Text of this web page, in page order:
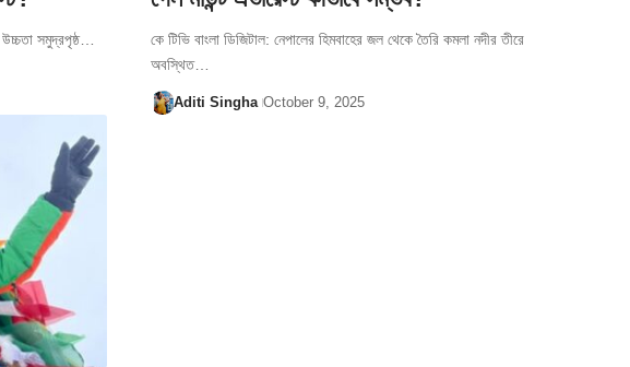
উচ্চতা সমুদ্রপৃষ্ঠ…
কে টিভি বাংলা ডিজিটাল: নেপালের হিমবাহের জল থেকে তৈরি কমলা নদীর তীরে
অবস্থিত…
Aditi Singha October 9, 2025